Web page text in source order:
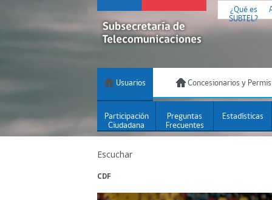
¿Qué es
SUBTEL?
Usuarios Concesionarios y
Participación
Ciudadana
Preguntas
Frecuentes
Estadísticas
Escuchar
CDF